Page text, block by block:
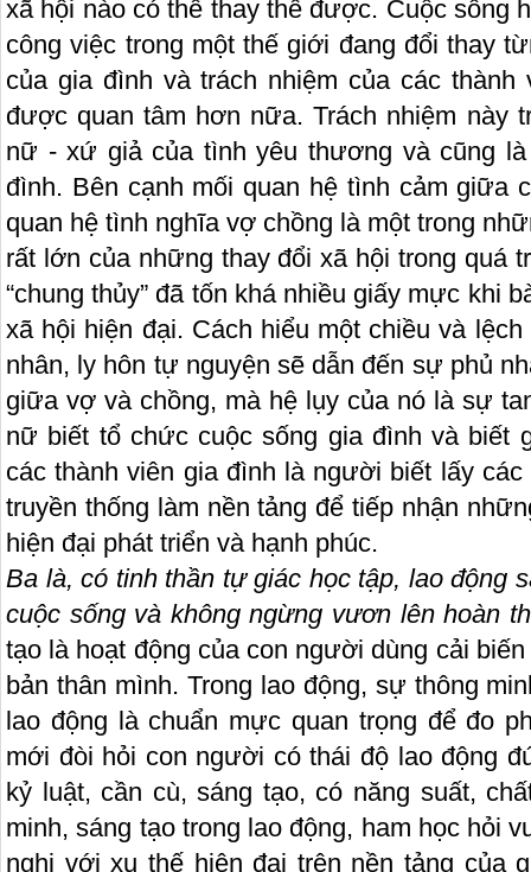
xã hội nào có thể thay thế được. Cuộc sống
công việc trong một thế giới đang đổi thay
của gia đình và trách nhiệm của các thành
được quan tâm hơn nữa. Trách nhiệm này
nữ - xứ giả của tình yêu thương và cũng
đình. Bên cạnh mối quan hệ tình cảm giữa
quan hệ tình nghĩa vợ chồng là một trong
rất lớn của những thay đổi xã hội trong quá
“chung thủy” đã tốn khá nhiều giấy mực khi
xã hội hiện đại. Cách hiểu một chiều và
nhân, ly hôn tự nguyện sẽ dẫn đến sự phủ
giữa vợ và chồng, mà hệ lụy của nó là sự
nữ biết tổ chức cuộc sống gia đình và biết
các thành viên gia đình là người biết lấy
truyền thống làm nền tảng để tiếp nhận
hiện đại phát triển và hạnh phúc.
Ba là, có tinh thần tự giác học tập, lao động
cuộc sống và không ngừng vươn lên hoàn
tạo là hoạt động của con người dùng cải
bản thân mình. Trong lao động, sự thông
lao động là chuẩn mực quan trọng để đo
mới đòi hỏi con người có thái độ lao động
kỷ luật, cần cù, sáng tạo, có năng suất,
minh, sáng tạo trong lao động, ham học hỏi
nghi với xu thế hiện đại trên nền tảng của